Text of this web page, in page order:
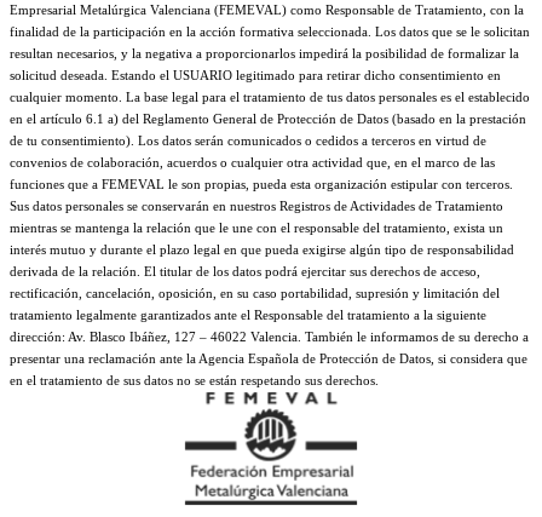
Empresarial Metalúrgica Valenciana (FEMEVAL) como Responsable de Tratamiento, con la
finalidad de la participación en la acción formativa seleccionada. Los datos que se le solicitan
resultan necesarios, y la negativa a proporcionarlos impedirá la posibilidad de formalizar la
solicitud deseada. Estando el USUARIO legitimado para retirar dicho consentimiento en
cualquier momento. La base legal para el tratamiento de tus datos personales es el establecido
en el artículo 6.1 a) del Reglamento General de Protección de Datos (basado en la prestación
de tu consentimiento). Los datos serán comunicados o cedidos a terceros en virtud de
convenios de colaboración, acuerdos o cualquier otra actividad que, en el marco de las
funciones que a FEMEVAL le son propias, pueda esta organización estipular con terceros.
Sus datos personales se conservarán en nuestros Registros de Actividades de Tratamiento
mientras se mantenga la relación que le une con el responsable del tratamiento, exista un
interés mutuo y durante el plazo legal en que pueda exigirse algún tipo de responsabilidad
derivada de la relación. El titular de los datos podrá ejercitar sus derechos de acceso,
rectificación, cancelación, oposición, en su caso portabilidad, supresión y limitación del
tratamiento legalmente garantizados ante el Responsable del tratamiento a la siguiente
dirección: Av. Blasco Ibáñez, 127 – 46022 Valencia. También le informamos de su derecho a
presentar una reclamación ante la Agencia Española de Protección de Datos, si considera que
en el tratamiento de sus datos no se están respetando sus derechos.